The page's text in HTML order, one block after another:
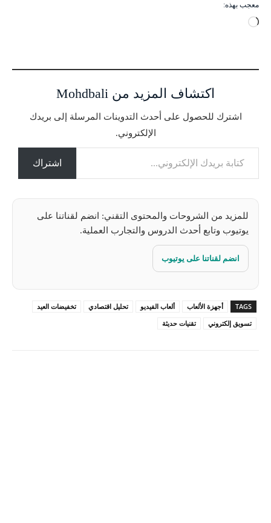
معجب بهذه:
ج
ي
ل
اكتشاف المزيد من Mohdbali
اشترك للحصول على أحدث التدوينات المرسلة إلى بريدك
الإلكتروني.
كتابة بريدك الإلكتروني...
اشتراك
للمزيد من الشروحات والمحتوى التقني: انضم لقناتنا على
يوتيوب وتابع أحدث الدروس والتجارب العملية.
انضم لقناتنا على يوتيوب
TAGS أجهزة الألعاب ألعاب الفيديو تحليل اقتصادي
تخفيضات العيد
تسويق إلكتروني
تقنيات حديثة